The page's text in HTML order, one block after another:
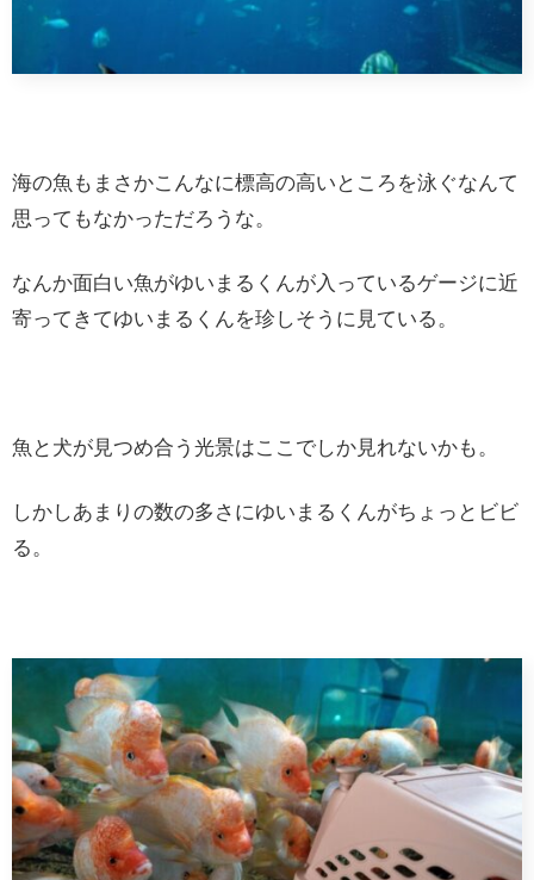
海の魚もまさかこんなに標高の高いところを泳ぐなんて
思ってもなかっただろうな。
なんか面白い魚がゆいまるくんが入っているゲージに近
寄ってきてゆいまるくんを珍しそうに見ている。
魚と犬が見つめ合う光景はここでしか見れないかも。
しかしあまりの数の多さにゆいまるくんがちょっとビビ
る。